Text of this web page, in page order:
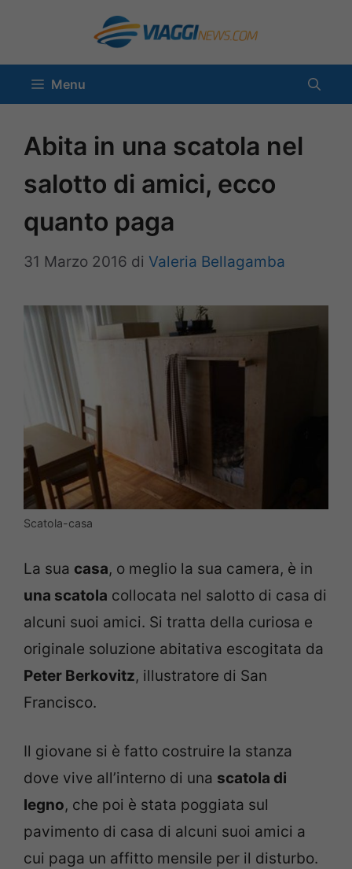
contenuto
Menu
Abita in una scatola nel
salotto di amici, ecco
quanto paga
31 Marzo 2016 di Valeria Bellagamba
Scatola-casa
La sua casa, o meglio la sua camera, è in
una scatola collocata nel salotto di casa di
alcuni suoi amici. Si tratta della curiosa e
originale soluzione abitativa escogitata da
Peter Berkovitz, illustratore di San
Francisco.
Il giovane si è fatto costruire la stanza
dove vive all’interno di una scatola di
legno, che poi è stata poggiata sul
pavimento di casa di alcuni suoi amici a
cui paga un affitto mensile per il disturbo.